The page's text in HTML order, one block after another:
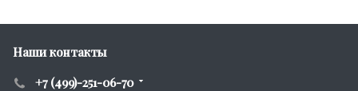
Наши контакты
+7 (499)-251-06-70